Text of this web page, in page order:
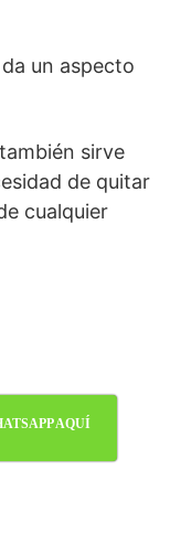
un aspecto
también sirve
de quitar
cualquier
AQUÍ